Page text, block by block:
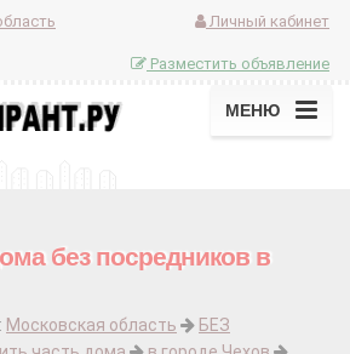
Личный кабинет
Разместить объявление
МЕНЮ
без посредников в
Московская область
БЕЗ